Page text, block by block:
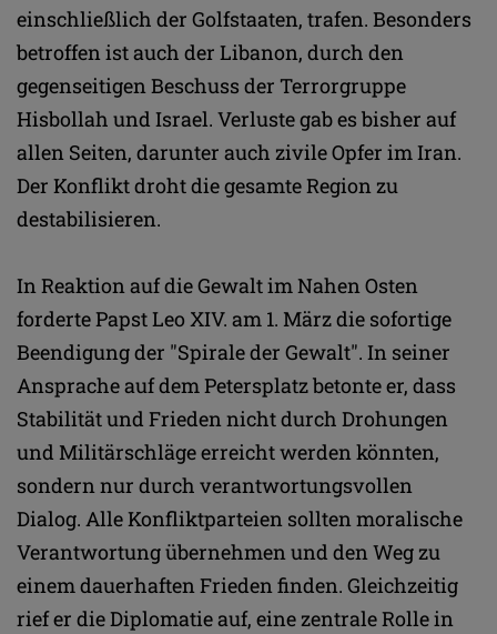
einschließlich der Golfstaaten, trafen. Besonders
betroffen ist auch der Libanon, durch den
gegenseitigen Beschuss der Terrorgruppe
Hisbollah und Israel. Verluste gab es bisher auf
allen Seiten, darunter auch zivile Opfer im Iran.
Der Konflikt droht die gesamte Region zu
destabilisieren.
In Reaktion auf die Gewalt im Nahen Osten
forderte Papst Leo XIV. am 1. März die sofortige
Beendigung der "Spirale der Gewalt". In seiner
Ansprache auf dem Petersplatz betonte er, dass
Stabilität und Frieden nicht durch Drohungen
und Militärschläge erreicht werden könnten,
sondern nur durch verantwortungsvollen
Dialog. Alle Konfliktparteien sollten moralische
Verantwortung übernehmen und den Weg zu
einem dauerhaften Frieden finden. Gleichzeitig
rief er die Diplomatie auf, eine zentrale Rolle in